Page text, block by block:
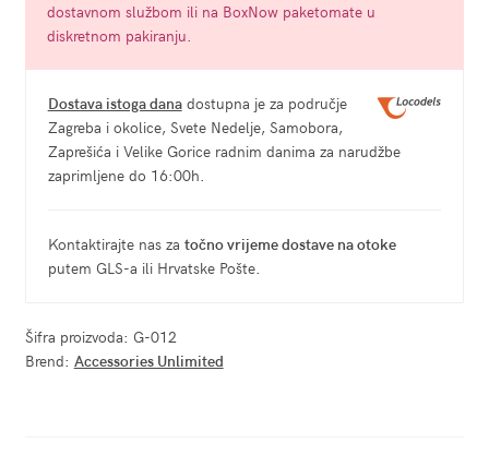
dostavnom službom ili na BoxNow paketomate u
diskretnom pakiranju.
Dostava istoga danadostupna je za područje
Zagreba i okolice, Svete Nedelje, Samobora,
Zaprešića i Velike Gorice radnim danima za narudžbe
zaprimljene do 16:00h.
Kontaktirajte nas za točno vrijeme dostave na otoke
putem GLS-a ili Hrvatske Pošte.
Šifra proizvoda: G-012
Brend: Accessories Unlimited